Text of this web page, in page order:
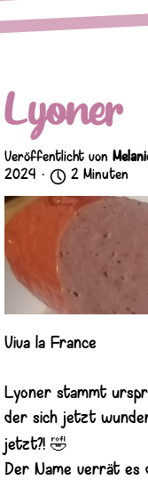
Lyoner
Veröffentlicht von
2024 ·
2 Minuten
Viva la France
Lyoner stammt
der sich jetzt
jetzt?! 🤣
Der Name verrät es